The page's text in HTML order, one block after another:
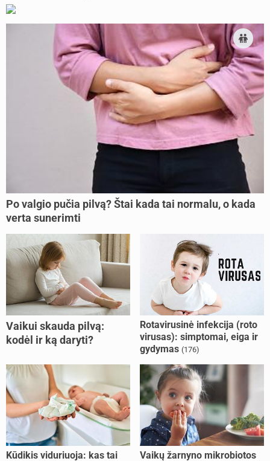
Po valgio pučia pilvą? Štai kada tai normalu, o kada
verta sunerimti
Vaikui skauda pilvą:
kodėl ir ką daryti?
Rotavirusinė infekcija (roto
virusas): simptomai, eiga ir
gydymas (176)
Kūdikis viduriuoja: kas tai Vaikų žarnyno mikrobiotos